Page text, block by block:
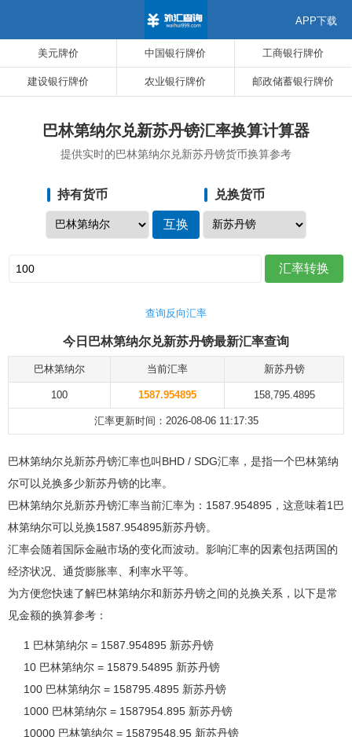
美元牌价 中国银行牌价 工商银行牌价
建设银行牌价 农业银行牌价 邮政储蓄银行牌价
APP下载
巴林第纳尔兑新苏丹镑汇率换算计算器
提供实时的巴林第纳尔兑新苏丹镑货币换算参考
持有货币 兑换货币
查询反向汇率
今日巴林第纳尔兑新苏丹镑最新汇率查询
巴林第纳尔 当前汇率 新苏丹镑
100 1587.954895 158,795.4895
汇率更新时间：2026-08-06 11:17:35
巴林第纳尔兑新苏丹镑汇率也叫BHD / SDG汇率，是指一个巴林第纳
尔可以兑换多少新苏丹镑的比率。
巴林第纳尔兑新苏丹镑汇率当前汇率为：1587.954895，这意味着1巴
林第纳尔可以兑换1587.954895新苏丹镑。
汇率会随着国际金融市场的变化而波动。影响汇率的因素包括两国的
经济状况、通货膨胀率、利率水平等。
为方便您快速了解巴林第纳尔和新苏丹镑之间的兑换关系，以下是常
见金额的换算参考：
1 巴林第纳尔 = 1587.954895 新苏丹镑
10 巴林第纳尔 = 15879.54895 新苏丹镑
100 巴林第纳尔 = 158795.4895 新苏丹镑
1000 巴林第纳尔 = 1587954.895 新苏丹镑
10000 巴林第纳尔 = 15879548.95 新苏丹镑